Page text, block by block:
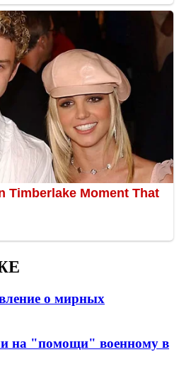
о мирных
на "помощи" военному в